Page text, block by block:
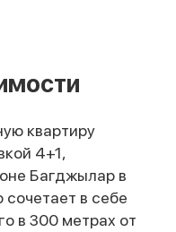
квартиру
4+1,
Багджылар в
в себе
в 300 метрах от